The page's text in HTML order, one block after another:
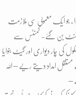
، جو ایک معمولی سی ملازمت
بن گئے- کمنٹس سے
کی چار دیواری اور گیٹ بنوایا
مستقل امداد دیتے ریے – اللہ
–